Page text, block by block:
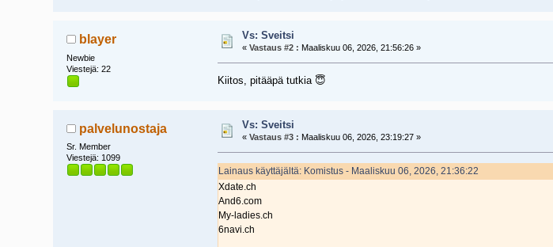
blayer
Newbie
Viestejä: 22
Vs: Sveitsi
« Vastaus #2 : Maaliskuu 06, 2026, 21:56:26 »
Kiitos, pitääpä tutkia 😇
palvelunostaja
Sr. Member
Viestejä: 1099
Vs: Sveitsi
« Vastaus #3 : Maaliskuu 06, 2026, 23:19:27 »
Lainaus käyttäjältä: Komistus - Maaliskuu 06, 2026, 21:36:22
Xdate.ch
And6.com
My-ladies.ch
6navi.ch